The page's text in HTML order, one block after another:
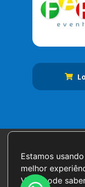
Estamos
melhor
Você pode